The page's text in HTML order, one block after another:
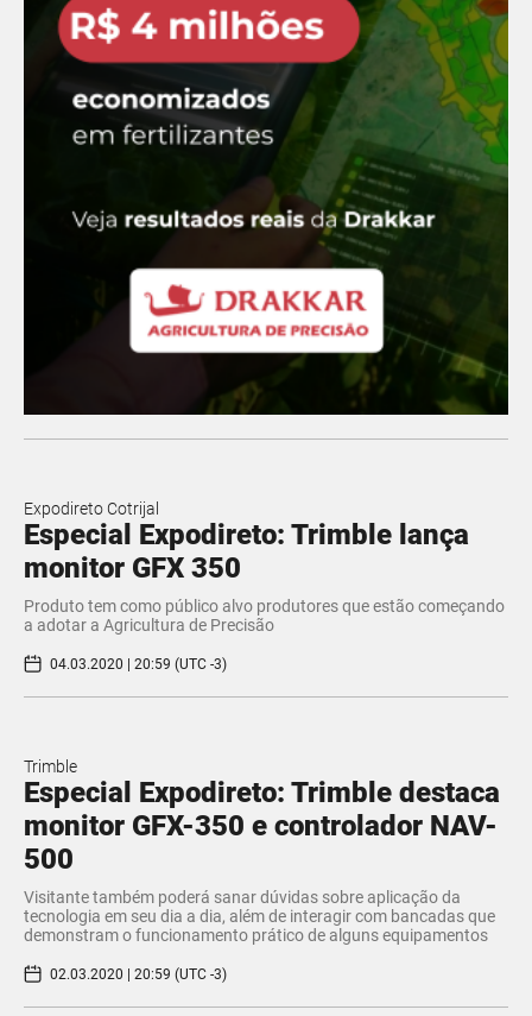
Expodireto Cotrijal
Especial Expodireto: Trimble lança
monitor GFX 350
Produto tem como público alvo produtores que estão começando
a adotar a Agricultura de Precisão
04.03.2020 | 20:59 (UTC -3)
Trimble
Especial Expodireto: Trimble destaca
monitor GFX-350 e controlador NAV-
500
Visitante também poderá sanar dúvidas sobre aplicação da
tecnologia em seu dia a dia, além de interagir com bancadas que
demonstram o funcionamento prático de alguns equipamentos
02.03.2020 | 20:59 (UTC -3)